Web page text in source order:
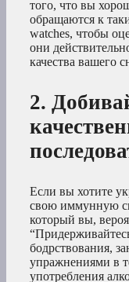
того, что вы
обращаются к
watches, чтобы
они
качества вашего
2.
Если вы хотите
свою иммунную
который вы,
бодрствования,
упражнениями в
употребления